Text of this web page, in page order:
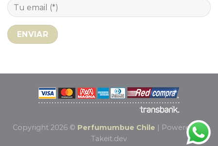
Copyright 2026 © Perfumumbue Chile | Powered by
Takeit.dev